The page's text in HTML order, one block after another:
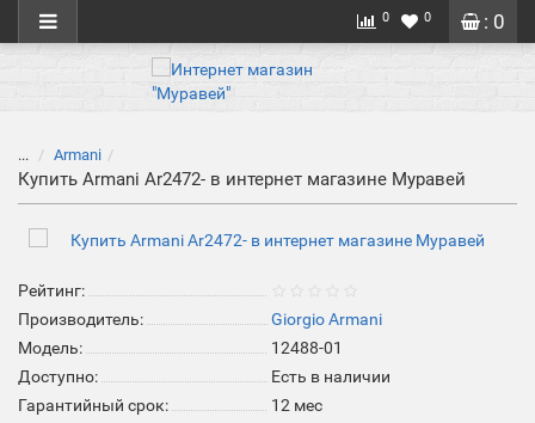
: 0
0 0
... Armani
Купить Armani Ar2472- в интернет магазине Муравей
Рейтинг:
Производитель:
Giorgio Armani
Модель:
12488-01
Доступно:
Есть в наличии
Гарантийный срок:
12 мес